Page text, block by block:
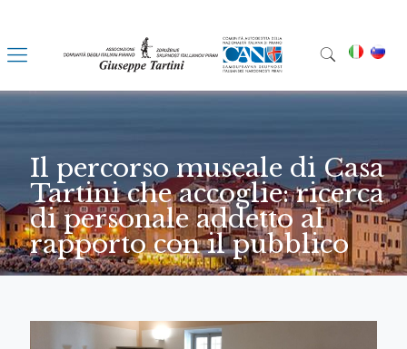
Il percorso museale di Casa
Tartini che accoglie: ricerca
di personale addetto al
rapporto con il pubblico